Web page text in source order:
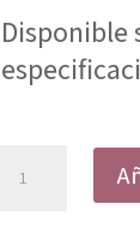
Disponible